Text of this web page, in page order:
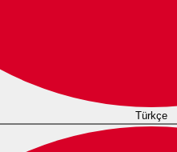
Türkçe